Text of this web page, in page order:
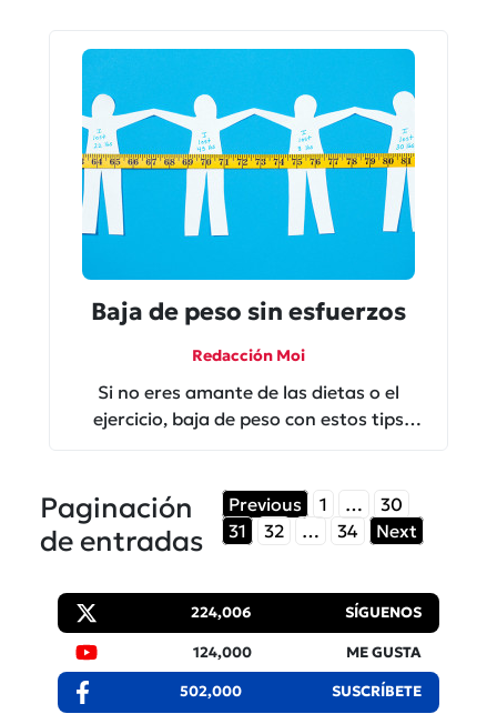
alguien sedentario, de acuerdo con
información del American College of
Sports Medicine. Para los que son […]
Baja de peso sin esfuerzos
Redacción Moi
Si no eres amante de las dietas o el
ejercicio, baja de peso con estos tips
Paginación
de entradas
Previous 1 …
30
31
32 … 34 Next
224,006 SÍGUENOS
124,000 ME GUSTA
502,000 SUSCRÍBETE